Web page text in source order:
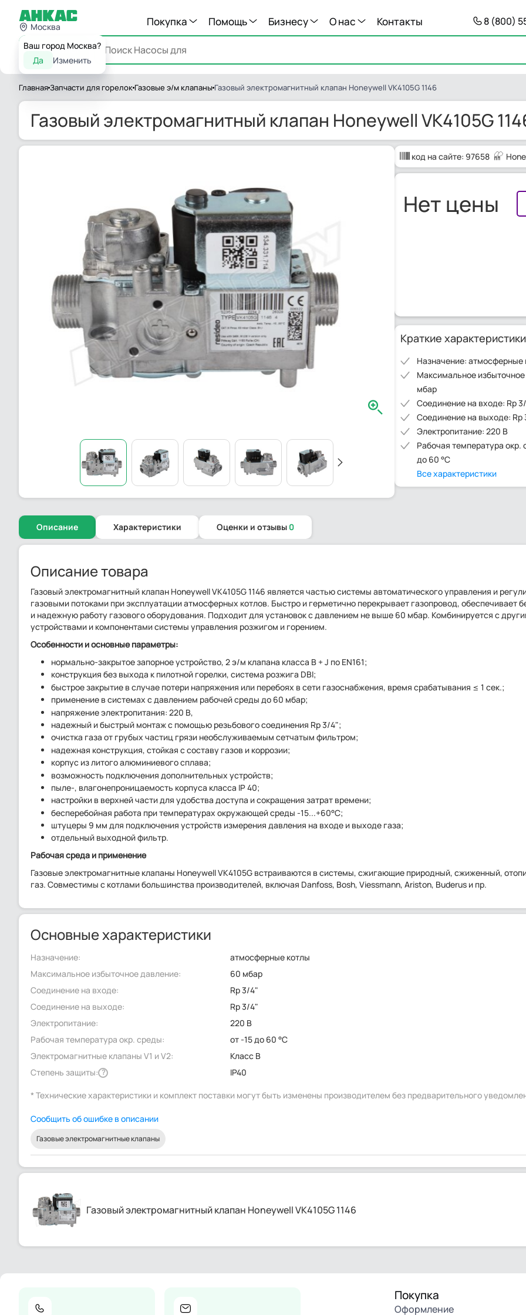
Москва
Ваш город Москва?
Да
Изменить
Покупка Помощь Бизнесу О нас Контакты 8 (800)
Каталог
ГлавнаяЗапчасти для горелок Газовые э/м клапаны Газовый электромагнитный клапан Honeywell VK4105G 1146
Газовый электромагнитный клапан Honeywell VK4105G
код на сайте: 97658
Нет цены
Краткие характеристики
Назначение: атмосферные
Максимальное
мбар
Соединение на входе: Rp
Соединение на выходе: Rp
Электропитание: 220 В
Рабочая температура окр.
до 60 °C
Все характеристики
Описание Характеристики Оценки и отзывы 0
Описание товара
Газовый электромагнитный клапан Honeywell VK4105G 1146 является частью системы автоматического управления и
газовыми потоками при эксплуатации атмосферных котлов. Быстро и герметично перекрывает газопровод, обеспечивает
и надежную работу газового оборудования. Подходит для установок с давлением не выше 60 мбар. Комбинируется с
устройствами и компонентами системы управления розжигом и горением.
Особенности и основные параметры:
нормально-закрытое запорное устройство, 2 э/м клапана класса В + J по EN161;
конструкция без выхода к пилотной горелки, система розжига DBI;
быстрое закрытие в случае потери напряжения или перебоях в сети газоснабжения, время срабатывания ≤ 1 сек.;
применение в системах с давлением рабочей среды до 60 мбар;
напряжение электропитания: 220 В,
надежный и быстрый монтаж с помощью резьбового соединения Rp 3/4";
очистка газа от грубых частиц грязи необслуживаемым сетчатым фильтром;
надежная конструкция, стойкая с составу газов и коррозии;
корпус из литого алюминиевого сплава;
возможность подключения дополнительных устройств;
пыле-, влагонепроницаемость корпуса класса IP 40;
настройки в верхней части для удобства доступа и сокращения затрат времени;
бесперебойная работа при температурах окружающей среды -15...+60°C;
штуцеры 9 мм для подключения устройств измерения давления на входе и выходе газа;
отдельный выходной фильтр.
Рабочая среда и применение
Газовые электромагнитные клапаны Honeywell VK4105G встраиваются в системы, сжигающие природный, сжиженный,
газ. Совместимы с котлами большинства производителей, включая Dаnfoss, Bоsh, Viessmann, Ariston, Buderus и пр.
Основные характеристики
Назначение:
атмосферные котлы
Максимальное избыточное давление:
60 мбар
Соединение на входе:
Rp 3/4"
Соединение на выходе:
Rp 3/4"
Электропитание:
220 В
Рабочая температура окр. среды:
от -15 до 60 °C
Электромагнитные клапаны V1 и V2:
Класс В
Степень защиты: ? IP40
* Технические характеристики и комплект поставки могут быть изменены производителем без предварительного
Сообщить об ошибке в описании
Газовые электромагнитные клапаны
Газовый электромагнитный клапан Honeywell VK4105G 1146
Покупка
Оформление